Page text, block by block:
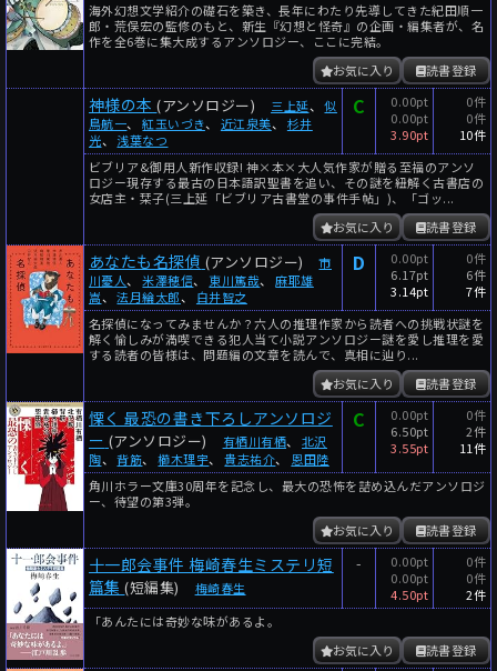
海外幻想文学紹介の礎石を築き、長年にわたり先導してきた紀田順一
郎・荒俣宏の監修のもと、新生『幻想と怪奇』の企画・編集者が、名
作を全6巻に集大成するアンソロジー、ここに完結。
読書登録
お気に入り
神様の本 (アンソロジー) 三上延、似
鳥航一、紅玉いづき、 近江泉美、 杉井
光、 浅葉なつ
C
0.00pt
0.00pt
3.90pt
0件
0件
10件
ビブリア&御用人新作収録! 神×本×大人気作家が贈る至福のアンソ
ロジー現存する最古の日本語訳聖書を追い、その謎を紐解く古書店の
女店主・栞子(三上延「ビブリア古書堂の事件手帖」)、「ゴッ...
読書登録
お気に入り
あなたも名探偵 (アンソロジー)
市
川憂人、米澤穂信、 東川篤哉、麻耶雄
嵩、法月綸太郎、 白井智之
D
0.00pt
6.17pt
3.14pt
0件
6件
7件
名探偵になってみませんか？六人の推理作家から読者への挑戦状謎を
解く愉しみが満喫できる犯人当て小説アンソロジー謎を愛し推理を愛
する読者の皆様は、問題編の文章を読んで、真相に辿り...
読書登録
お気に入り
慄く 最恐の書き下ろしアンソロジ
ー (アンソロジー) 有栖川有栖、 北沢
陶、背筋、櫛木理宇、貴志祐介、 恩田陸
C
0.00pt
6.50pt
3.55pt
0件
2件
11件
角川ホラー文庫30周年を記念し、最大の恐怖を詰め込んだアンソロジ
ー、待望の第3弾。
読書登録
お気に入り
十一郎会事件 梅崎春生ミステリ短
篇集 (短編集) 梅崎春生
-
0.00pt
0.00pt
4.50pt
0件
0件
2件
「あんたには奇妙な味があるよ。
読書登録
お気に入り